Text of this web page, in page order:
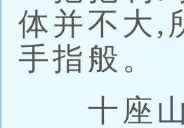
体并不大,
手指般。
十座山